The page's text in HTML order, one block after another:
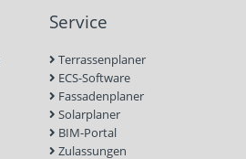
Service
Terrassenplaner
ECS-Software
Fassadenplaner
Solarplaner
BIM-Portal
Zulassungen